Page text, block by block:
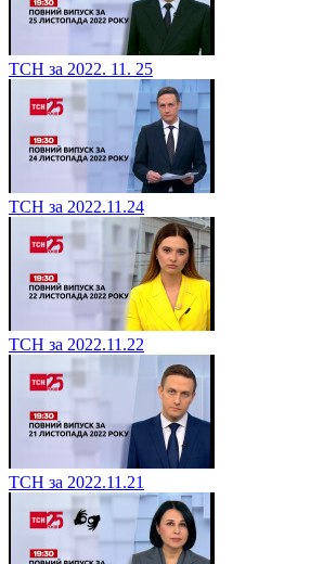
ТСН за 2022. 11. 25
ТСН за 2022.11.24
ТСН за 2022.11.22
ТСН за 2022.11.21